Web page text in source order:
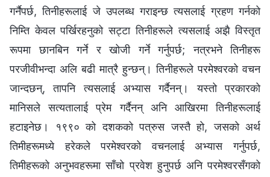
गर्नैपर्छ, तिनीहरूलाई जे उपलब्ध गराइन्छ त्यसलाई ग्रहण गर्नको
निम्ति केवल पर्खिरहनुको सट्टा तिनीहरूले त्यसलाई अझै विस्तृत
रूपमा छानबिन गर्ने र खोजी गर्ने गर्नुपर्छ; नत्रभने तिनीहरू
परजीवीभन्दा अलि बढी मात्रै हुन्छन्। तिनीहरूले परमेश्‍वरको वचन
जान्दछन्, तापनि त्यसलाई अभ्यास गर्दैनन्। यस्तो प्रकारको
मानिसले सत्यतालाई प्रेम गर्दैनन् अनि आखिरमा तिनीहरूलाई
हटाइनेछ। १९९० को दशकको पत्रुस जस्तै हो, जसको अर्थ
तिमीहरूमध्ये हरेकले परमेश्‍वरको वचनलाई अभ्यास गर्नुपर्छ,
तिमीहरूको अनुभवहरूमा साँचो प्रवेश हुनुपर्छ अनि परमेश्‍वरसँगको